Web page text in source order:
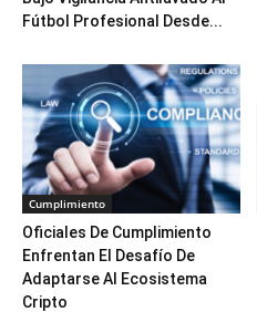
Fútbol Profesional Desde...
Cumplimiento
Oficiales De Cumplimiento
Enfrentan El Desafío De
Adaptarse Al Ecosistema
Cripto